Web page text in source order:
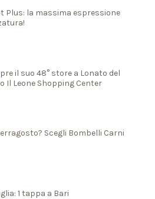
Plus: la massima espressione
il suo 48° store a Lonato del
Il Leone Shopping Center
Scegli Bombelli Carni
1 tappa a Bari